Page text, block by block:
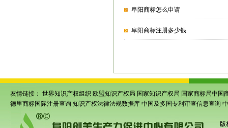
阜阳商标怎么申请
阜阳商标注册多少钱
友情链接： 世界知识产权组织 欧盟知识产权局 国家知识产权局 国家商标局中国
德里商标国际注册查询 知识产权法律法规数据库 中国及多国专利审查信息查询
版